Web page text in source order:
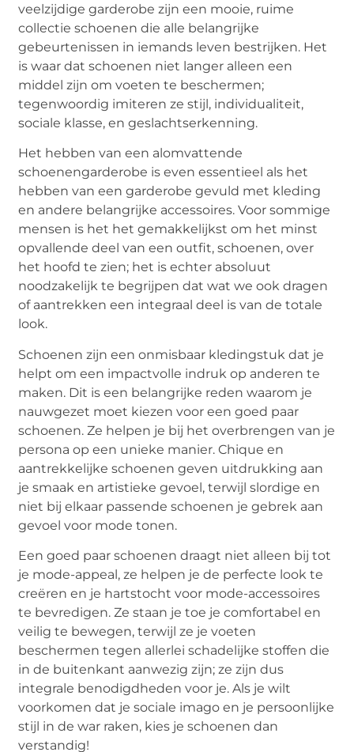
veelzijdige garderobe zijn een mooie, ruime
collectie schoenen die alle belangrijke
gebeurtenissen in iemands leven bestrijken. Het
is waar dat schoenen niet langer alleen een
middel zijn om voeten te beschermen;
tegenwoordig imiteren ze stijl, individualiteit,
sociale klasse, en geslachtserkenning.
Het hebben van een alomvattende
schoenengarderobe is even essentieel als het
hebben van een garderobe gevuld met kleding
en andere belangrijke accessoires. Voor sommige
mensen is het het gemakkelijkst om het minst
opvallende deel van een outfit, schoenen, over
het hoofd te zien; het is echter absoluut
noodzakelijk te begrijpen dat wat we ook dragen
of aantrekken een integraal deel is van de totale
look.
Schoenen zijn een onmisbaar kledingstuk dat je
helpt om een impactvolle indruk op anderen te
maken. Dit is een belangrijke reden waarom je
nauwgezet moet kiezen voor een goed paar
schoenen. Ze helpen je bij het overbrengen van je
persona op een unieke manier. Chique en
aantrekkelijke schoenen geven uitdrukking aan
je smaak en artistieke gevoel, terwijl slordige en
niet bij elkaar passende schoenen je gebrek aan
gevoel voor mode tonen.
Een goed paar schoenen draagt niet alleen bij tot
je mode-appeal, ze helpen je de perfecte look te
creëren en je hartstocht voor mode-accessoires
te bevredigen. Ze staan je toe je comfortabel en
veilig te bewegen, terwijl ze je voeten
beschermen tegen allerlei schadelijke stoffen die
in de buitenkant aanwezig zijn; ze zijn dus
integrale benodigdheden voor je. Als je wilt
voorkomen dat je sociale imago en je persoonlijke
stijl in de war raken, kies je schoenen dan
verstandig!